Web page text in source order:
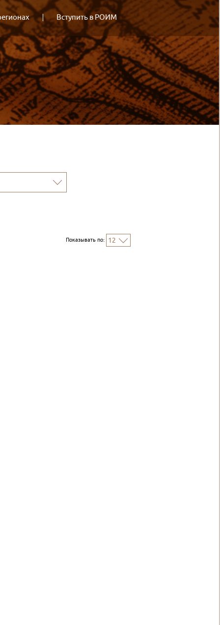
Вступить в РОИМ
Показывать по: 12